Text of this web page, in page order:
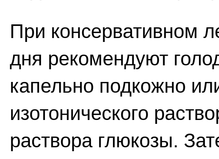
При консервативном
дня рекомендуют
капельно подкожно
изотонического
раствора глюкозы.